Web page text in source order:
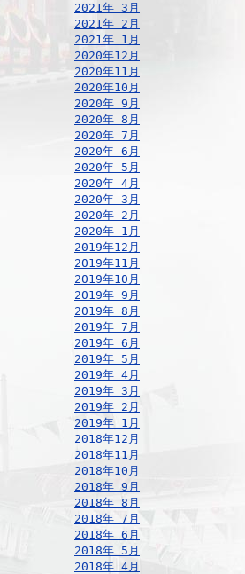
2021年 3月
2021年 2月
2021年 1月
2020年12月
2020年11月
2020年10月
2020年 9月
2020年 8月
2020年 7月
2020年 6月
2020年 5月
2020年 4月
2020年 3月
2020年 2月
2020年 1月
2019年12月
2019年11月
2019年10月
2019年 9月
2019年 8月
2019年 7月
2019年 6月
2019年 5月
2019年 4月
2019年 3月
2019年 2月
2019年 1月
2018年12月
2018年11月
2018年10月
2018年 9月
2018年 8月
2018年 7月
2018年 6月
2018年 5月
2018年 4月